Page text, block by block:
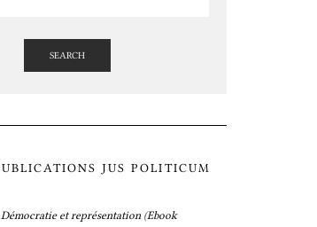
SEARCH
JUS POLITICUM
Démocratie et représentation (Ebook